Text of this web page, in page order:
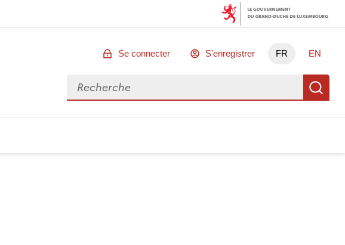
Se connecter S'enregistrer FR EN
Rechercher des données